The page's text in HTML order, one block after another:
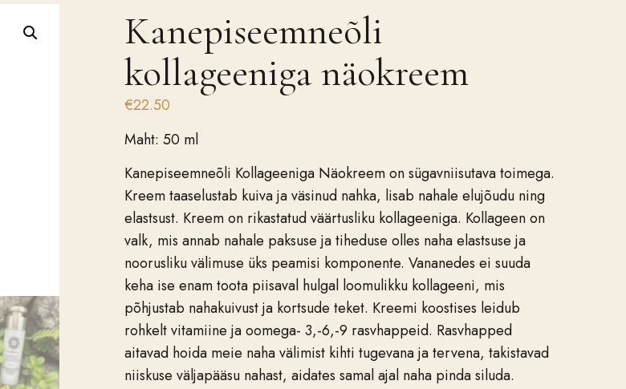
Kanepiseemneõli
kollageeniga näokreem
€22.50
Maht: 50 ml
Kanepiseemneõli Kollageeniga Näokreem on sügavniisutava toimega.
Kreem taaselustab kuiva ja väsinud nahka, lisab nahale elujõudu ning
elastsust. Kreem on rikastatud väärtusliku kollageeniga. Kollageen on
valk, mis annab nahale paksuse ja tiheduse olles naha elastsuse ja
noorusliku välimuse üks peamisi komponente. Vananedes ei suuda
keha ise enam toota piisaval hulgal loomulikku kollageeni, mis
põhjustab nahakuivust ja kortsude teket. Kreemi koostises leidub
rohkelt vitamiine ja oomega- 3,-6,-9 rasvhappeid. Rasvhapped
aitavad hoida meie naha välimist kihti tugevana ja tervena, takistavad
niiskuse väljapääsu nahast, aidates samal ajal naha pinda siluda.